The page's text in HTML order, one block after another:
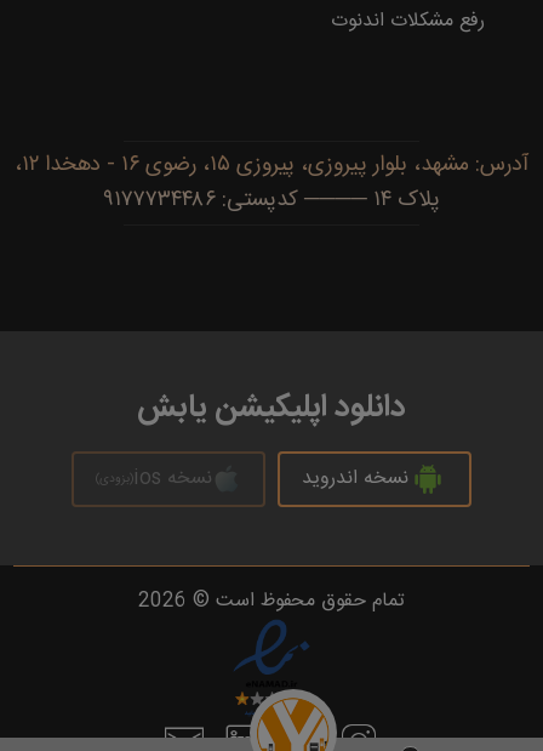
رفع مشکلات اندنوت
آدرس: مشهد، بلوار پیروزی، پیروزی ۱۵، رضوی ۱۶ - دهخدا ۱۲،
پلاک ۱۴ ──── کدپستی: ۹۱۷۷۷۳۴۴۸۶
دانلود اپلیکیشن یابش
نسخه اندروید نسخه ios (بزودی)
تمام حقوق محفوظ است © 2026